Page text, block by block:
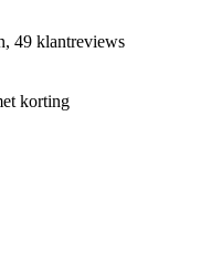
49 klantreviews
korting